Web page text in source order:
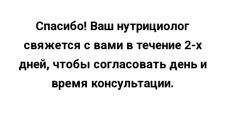
Спасибо! Ваш нутрициолог
свяжется с вами в течение 2-х
дней, чтобы согласовать день и
время консультации.